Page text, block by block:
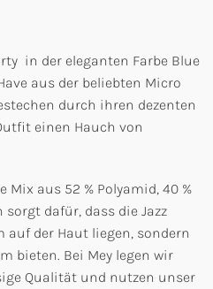
in der eleganten Farbe Blue
aus der beliebten Micro
durch ihren dezenten
einen Hauch von
aus 52 % Polyamid, 40 %
sorgt dafür, dass die Jazz
der Haut liegen, sondern
bieten. Bei Mey legen wir
Qualität und nutzen unser